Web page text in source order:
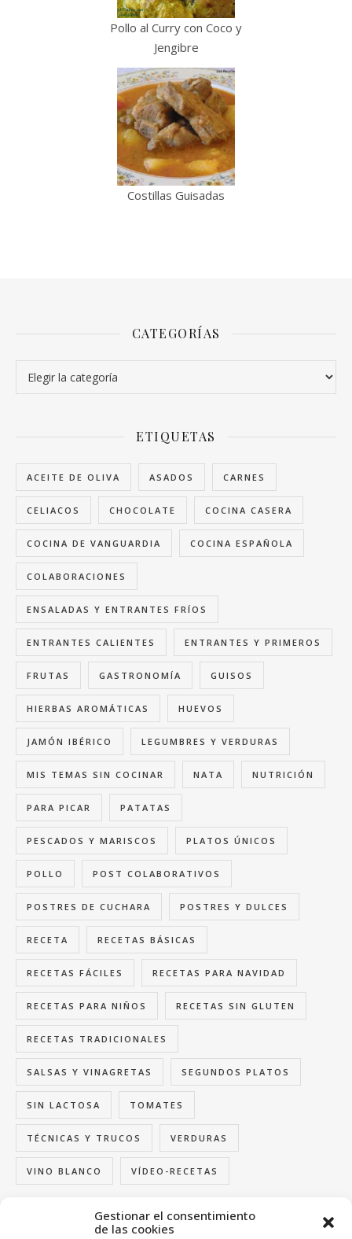
Gestionar el consentimiento
de las cookies
Pollo al Curry con Coco y
Jengibre
Costillas Guisadas
CATEGORÍAS
Categorías
ETIQUETAS
ACEITE DE OLIVA ASADOS CARNES
CELIACOS CHOCOLATE COCINA CASERA
COCINA DE VANGUARDIA COCINA ESPAÑOLA
COLABORACIONES
ENSALADAS Y ENTRANTES FRÍOS
ENTRANTES CALIENTES ENTRANTES Y PRIMEROS
FRUTAS GASTRONOMÍA GUISOS
HIERBAS AROMÁTICAS HUEVOS
JAMÓN IBÉRICO LEGUMBRES Y VERDURAS
MIS TEMAS SIN COCINAR NATA NUTRICIÓN
PARA PICAR PATATAS
PESCADOS Y MARISCOS PLATOS ÚNICOS
POLLO POST COLABORATIVOS
POSTRES DE CUCHARA POSTRES Y DULCES
RECETA RECETAS BÁSICAS
RECETAS FÁCILES RECETAS PARA NAVIDAD
RECETAS PARA NIÑOS RECETAS SIN GLUTEN
RECETAS TRADICIONALES
SALSAS Y VINAGRETAS SEGUNDOS PLATOS
SIN LACTOSA TOMATES
TÉCNICAS Y TRUCOS VERDURAS
VINO BLANCO VÍDEO-RECETAS
FOLLOW US